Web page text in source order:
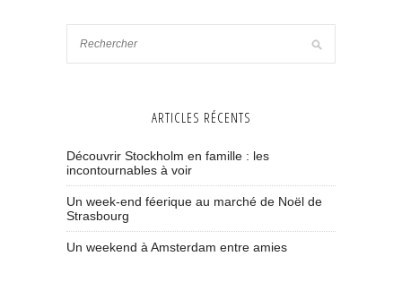
ARTICLES RÉCENTS
Découvrir Stockholm en famille : les
incontournables à voir
Un week-end féerique au marché de Noël de
Strasbourg
Un weekend à Amsterdam entre amies